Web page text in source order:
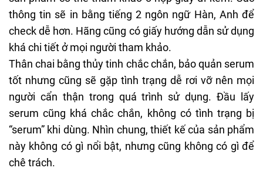
thông tin sẽ in bằng tiếng 2 ngôn ngữ Hàn, Anh để
check dễ hơn. Hãng cũng có giấy hướng dẫn sử dụng
khá chi tiết ở mọi người tham khảo.
Thân chai bằng thủy tinh chắc chắn, bảo quản serum
tốt nhưng cũng sẽ gặp tình trạng dễ rơi vỡ nên mọi
người cẩn thận trong quá trình sử dụng. Đầu lấy
serum cũng khá chắc chắn, không có tình trạng bị
“serum” khi dùng. Nhìn chung, thiết kế của sản phẩm
này không có gì nổi bật, nhưng cũng không có gì để
chê trách.